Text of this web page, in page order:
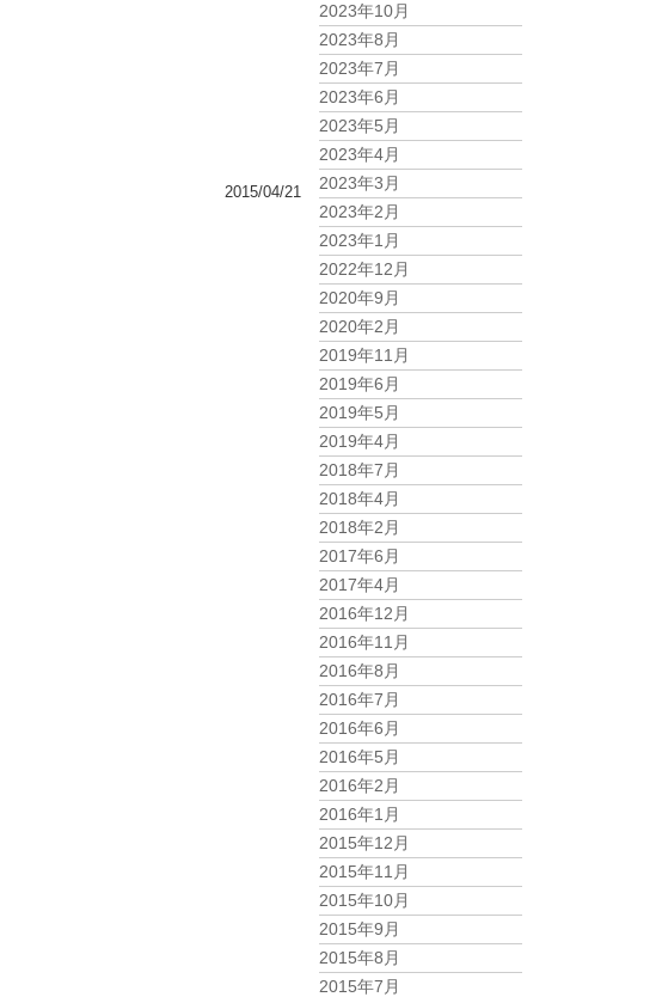
2015/04/21
2023年10月
2023年8月
2023年7月
2023年6月
2023年5月
2023年4月
2023年3月
2023年2月
2023年1月
2022年12月
2020年9月
2020年2月
2019年11月
2019年6月
2019年5月
2019年4月
2018年7月
2018年4月
2018年2月
2017年6月
2017年4月
2016年12月
2016年11月
2016年8月
2016年7月
2016年6月
2016年5月
2016年2月
2016年1月
2015年12月
2015年11月
2015年10月
2015年9月
2015年8月
2015年7月